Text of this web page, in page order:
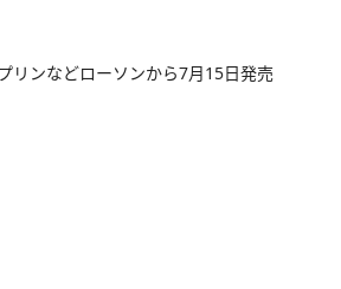
リンなどローソンから7月15日発売